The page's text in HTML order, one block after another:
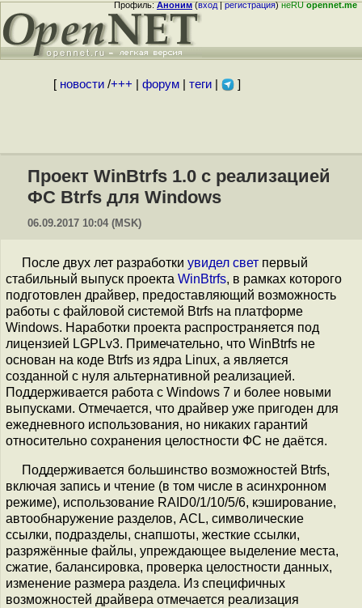
Профиль:Аноним(вход|регистрация)неRUopennet.me
[ новости/+++ форум| теги| ]
Проект WinBtrfs 1.0 с реализацией
ФС Btrfs для Windows
06.09.2017 10:04 (MSK)
После двух лет разработки увидел свет первый
стабильный выпуск проекта WinBtrfs, в рамках которого
подготовлен драйвер, предоставляющий возможность
работы с файловой системой Btrfs на платформе
Windows. Наработки проекта распространяется под
лицензией LGPLv3. Примечательно, что WinBtrfs не
основан на коде Btrfs из ядра Linux, а является
созданной с нуля альтернативной реализацией.
Поддерживается работа с Windows 7 и более новыми
выпусками. Отмечается, что драйвер уже пригоден для
ежедневного использования, но никаких гарантий
относительно сохранения целостности ФС не даётся.
Поддерживается большинство возможностей Btrfs,
включая запись и чтение (в том числе в асинхронном
режиме), использование RAID0/1/10/5/6, кэширование,
автообнаружение разделов, ACL, символические
ссылки, подразделы, снапшоты, жесткие ссылки,
разряжённые файлы, упреждающее выделение места,
сжатие, балансировка, проверка целостности данных,
изменение размера раздела. Из специфичных
возможностей драйвера отмечается реализация